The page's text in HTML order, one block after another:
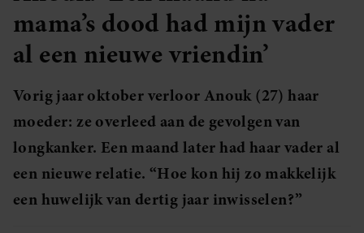
mama’s dood had mijn vader
al een nieuwe vriendin’
Vorig jaar oktober verloor Anouk (27) haar
moeder: ze overleed aan de gevolgen van
longkanker. Een maand later had haar vader al
een nieuwe relatie. “Hoe kon hij zo makkelijk
een huwelijk van dertig jaar inwisselen?”